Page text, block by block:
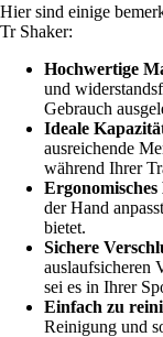
Hier sind einige
Tr Shaker:
Hochwertige
und
Gebrauch
Ideale
ausreichende
während Ihrer
Ergonomisches
der Hand
bietet.
Sichere
auslaufsicheren
sei es in Ihrer
Einfach zu
Reinigung und